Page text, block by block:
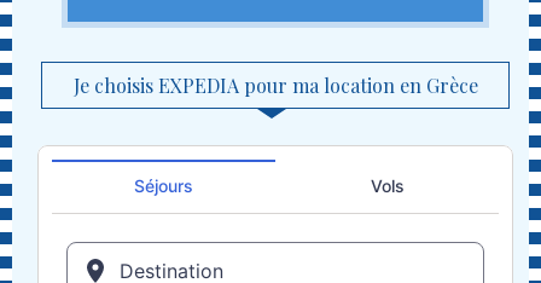
Je choisis EXPEDIA pour ma location en Grèce